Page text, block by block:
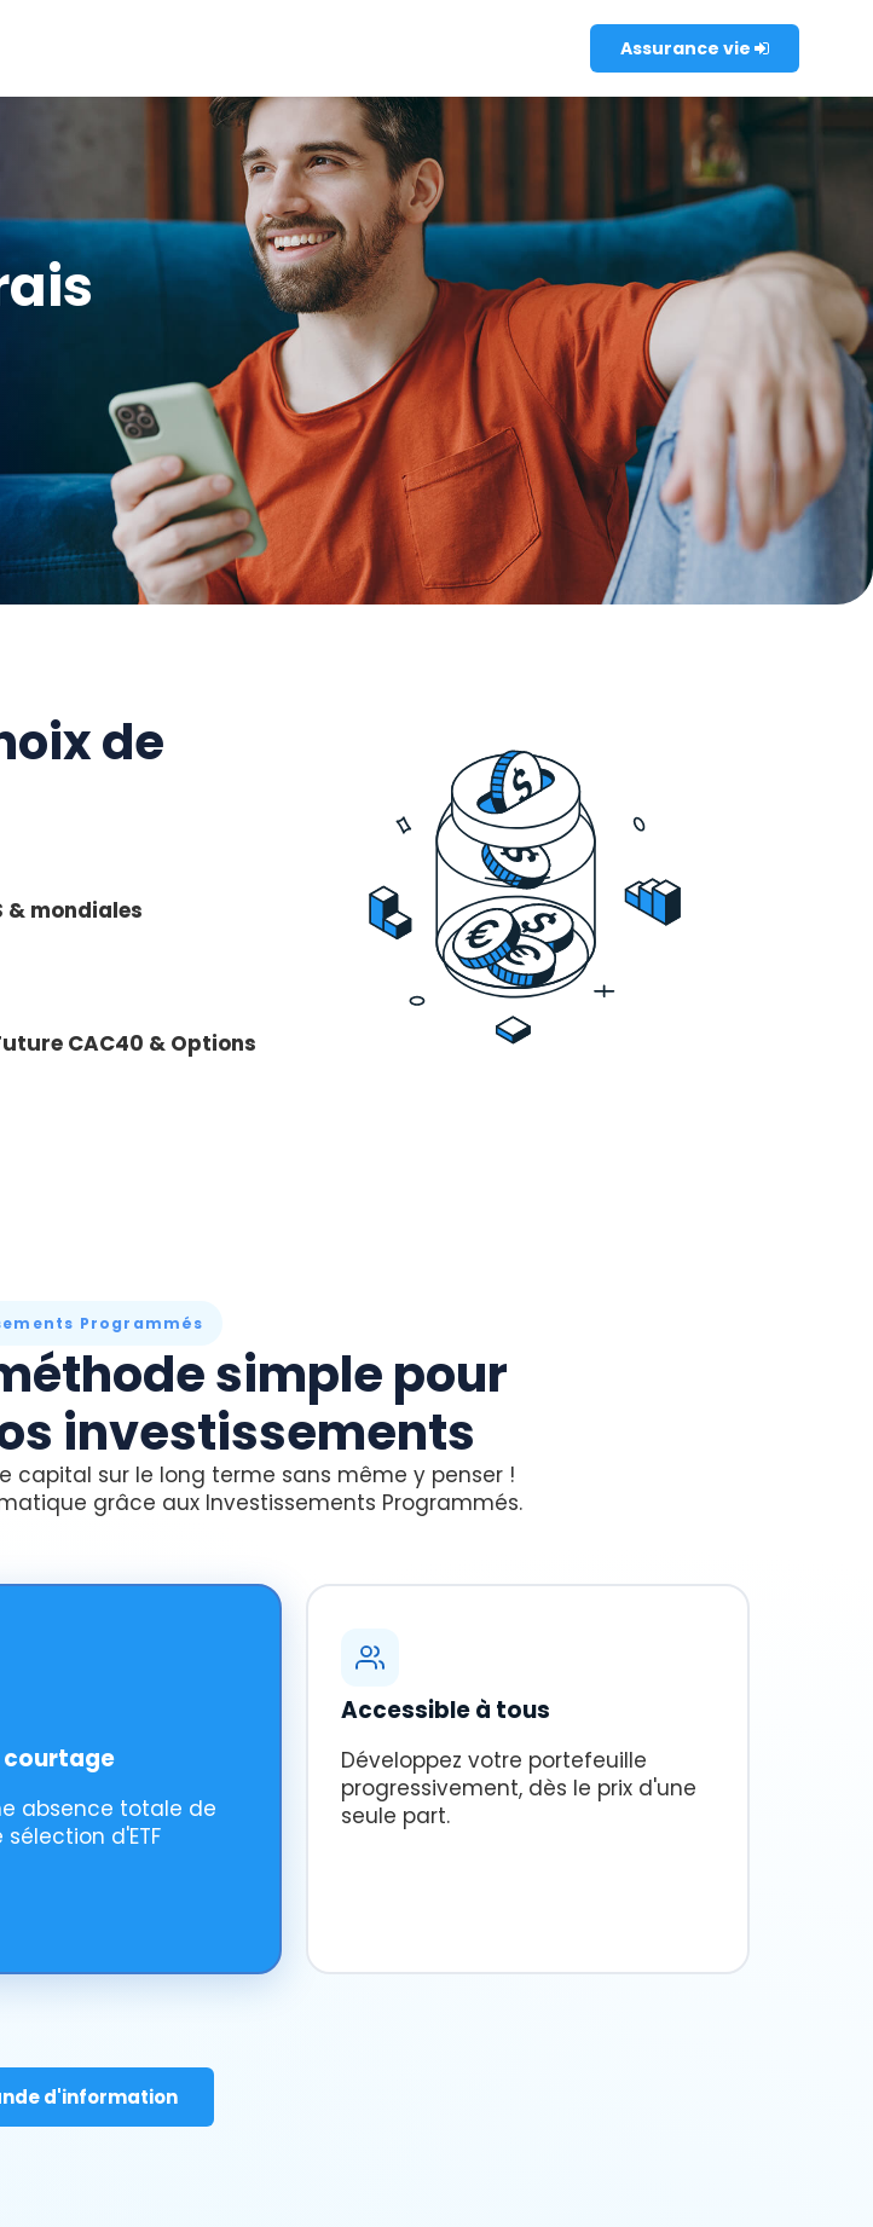
Assurance vie
de
& mondiales
CAC40 & Options
Programmés
simple pour
investissements
capital sur le long terme sans même y penser !
grâce aux Investissements Programmés.
courtage
absence totale de
d'ETF
Accessible à tous
Développez votre portefeuille
progressivement, dès le prix d'une
seule part.
d'information